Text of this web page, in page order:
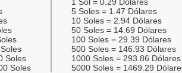
Soles
Soles
Soles
5 Soles = 1.47 Dólares
10 Soles = 2.94 Dólares
50 Soles = 14.69 Dólares
100 Soles = 29.39 Dólares
500 Soles = 146.93 Dólares
1000 Soles = 293.86 Dólares
5000 Soles = 1469.29